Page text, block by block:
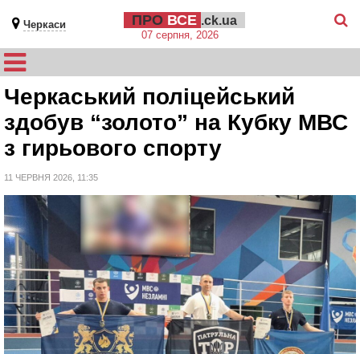
Черкаси ПРО ВСЕ .ck.ua
07 серпня, 2026
Черкаський поліцейський
здобув “золото” на Кубку МВС
з гирьового спорту
11 ЧЕРВНЯ 2026, 11:35